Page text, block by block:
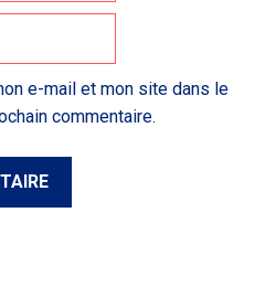
e-mail et mon site dans le
commentaire.